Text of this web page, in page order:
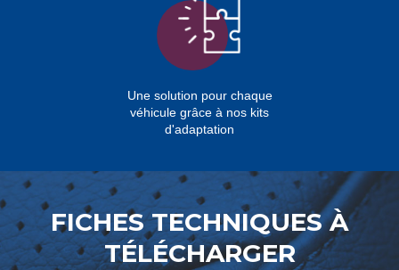
Une solution pour chaque
véhicule grâce à nos kits
d'adaptation
FICHES TECHNIQUES À
TÉLÉCHARGER